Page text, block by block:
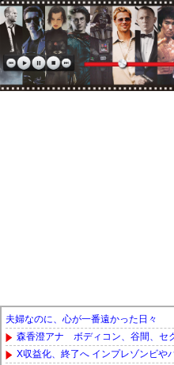
夫婦なのに、心が一番遠かった日々
森香澄アナ ボディコン、谷間、セ
X収益化、終了へ インプレゾンビや